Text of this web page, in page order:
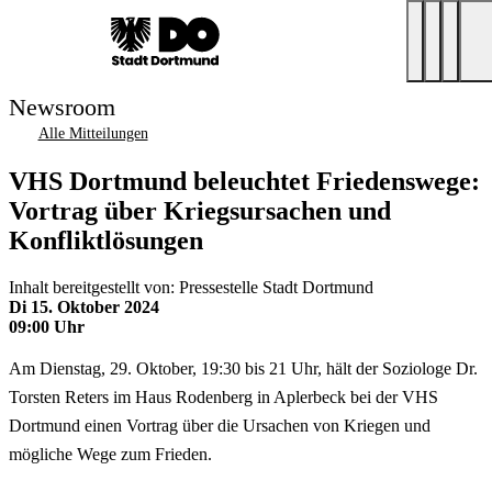
Newsroom
Alle Mitteilungen
VHS Dortmund beleuchtet Friedenswege:
Vortrag über Kriegsursachen und
Konfliktlösungen
Inhalt bereitgestellt von: Pressestelle Stadt Dortmund
Di 15. Oktober 2024
09:00 Uhr
Am Dienstag, 29. Oktober, 19:30 bis 21 Uhr, hält der Soziologe Dr.
Torsten Reters im Haus Rodenberg in Aplerbeck bei der VHS
Dortmund einen Vortrag über die Ursachen von Kriegen und
mögliche Wege zum Frieden.